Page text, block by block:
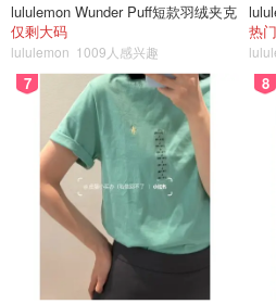
lululemon Wunder Puff短款羽绒夹克
仅剩大码
lululemon 1009人感兴趣
热
7 8